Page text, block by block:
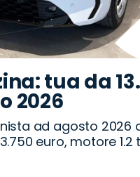
tua da
2026
ad agosto 2026
euro, motore 1.2